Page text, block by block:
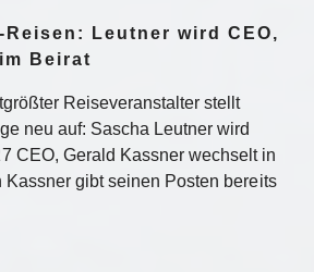
Leutner wird CEO,
Beirat
Reiseveranstalter stellt
neu auf: Sascha Leutner wird
CEO, Gerald Kassner wechselt in
Kassner gibt seinen Posten bereits